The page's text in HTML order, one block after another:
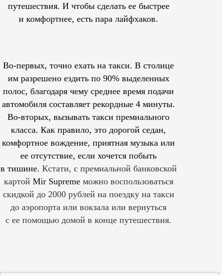
путешествия. И чтобы сделать ее быстрее
и комфортнее, есть пара лайфхаков.
Во-первых, точно ехать на такси. В столице
им разрешеноездить по 90% выделенных
полос, благодаря чему среднее время подачи
автомобиля составляет рекордные 4 минуты.
Во-вторых, вызывать такси премиального
класса. Как правило, это дорогой седан,
комфортное вождение, приятная музыка или
ее отсутствие, если хочется побыть
в тишине. Кстати, с премиальной банковской
картой Mir Supreme можно воспользоваться
скидкой до 2000 рублей на поездку на такси
до аэропорта или вокзала или вернуться
с ее помощью домой в конце путешествия.